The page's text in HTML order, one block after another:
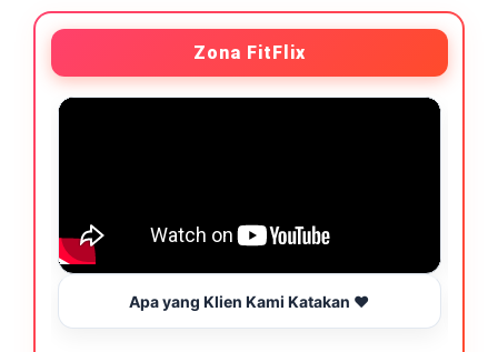
Zona FitFlix
Apa yang Klien Kami Katakan ❤️